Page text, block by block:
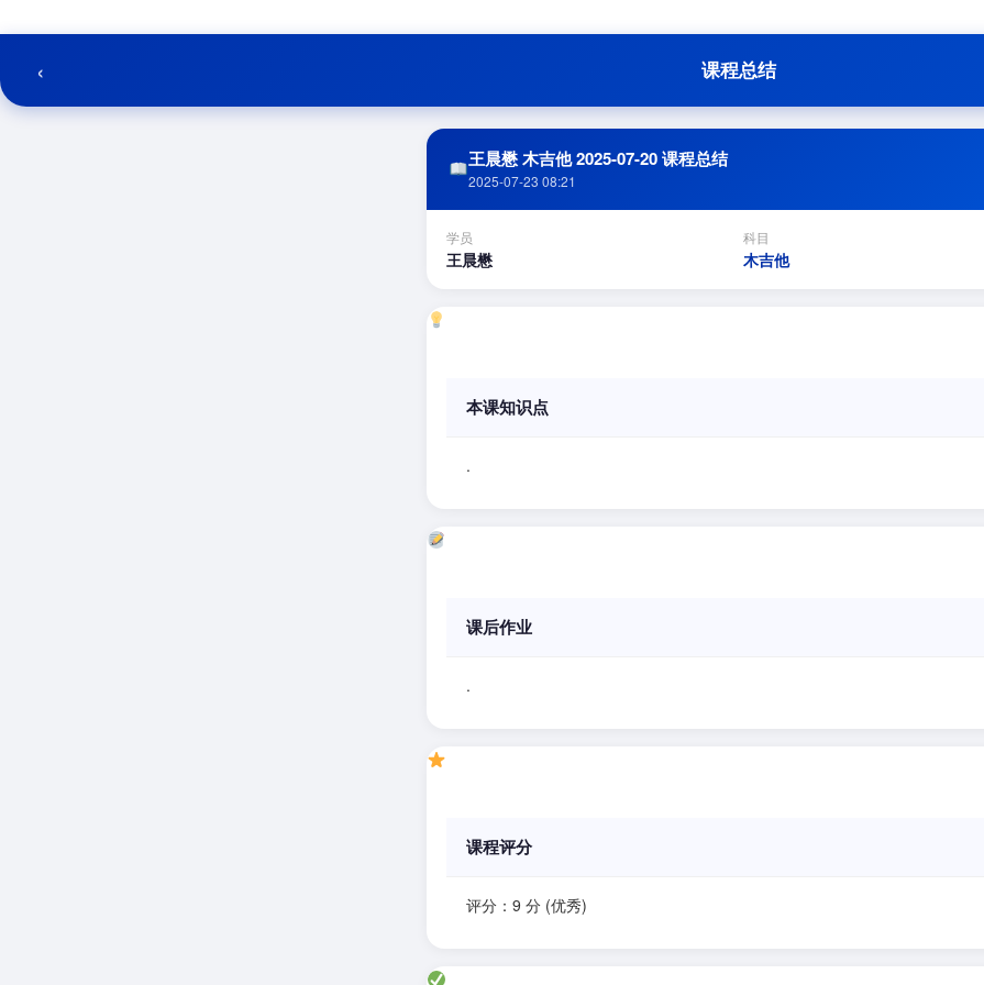
至
容
‹ 课程总结
王晨懋 木吉他 2025-07-20 课程总结
2025-07-23 08:21
学员
王晨懋
科目
木吉他
本课知识点
.
课后作业
.
课程评分
评分：9 分 (优秀)